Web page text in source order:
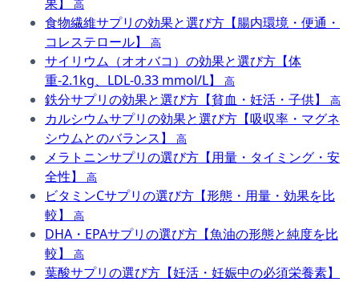
高
食物繊維サプリの効果と選び方【腸内環境・便通・
コレステロール】
高
サイリウム（オオバコ）の効果と選び方【体
重-2.1kg、LDL-0.33 mmol/L】
高
鉄分サプリの効果と選び方【貧血・妊活・子供】 高
カルシウムサプリの効果と選び方【吸収率・マグネ
シウムとのバランス】
高
メラトニンサプリの選び方【用量・タイミング・安
全性】
高
ビタミンCサプリの選び方【形態・用量・効果を比
較】
高
DHA・EPAサプリの選び方【魚油の形態と純度を比
較】
高
葉酸サプリの選び方【妊活・妊娠中の必須栄養素】